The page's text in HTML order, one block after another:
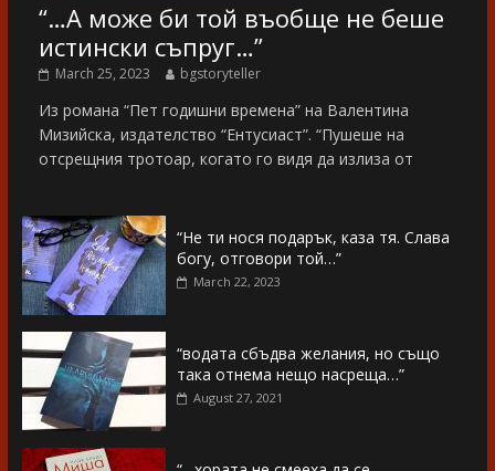
“…А може би той въобще не беше
истински съпруг…”
March 25, 2023 bgstoryteller
Из романа “Пет годишни времена” на Валентина
Мизийска, издателство “Ентусиаст”. “Пушеше на
отсрещния тротоар, когато го видя да излиза от
“Не ти нося подарък, каза тя. Слава
богу, отговори той…”
March 22, 2023
“водата сбъдва желания, но също
така отнема нещо насреща…”
August 27, 2021